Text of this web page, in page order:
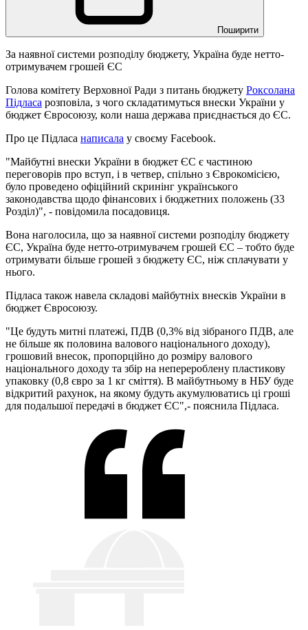
Поширити
За наявної системи розподілу бюджету, Україна буде нетто-
отримувачем грошей ЄС
Голова комітету Верховної Ради з питань бюджету Роксолана
Підласа розповіла, з чого складатимуться внески України у
бюджет Євросоюзу, коли наша держава приєднається до ЄС.
Про це Підласа написала у своєму Facebook.
"Майбутні внески України в бюджет ЄС є частиною
переговорів про вступ, і в четвер, спільно з Єврокомісією,
було проведено офіційний скринінг українського
законодавства щодо фінансових і бюджетних положень (33
Розділ)", - повідомила посадовиця.
Вона наголосила, що за наявної системи розподілу бюджету
ЄС, Україна буде нетто-отримувачем грошей ЄС – тобто буде
отримувати більше грошей з бюджету ЄС, ніж сплачувати у
нього.
Підласа також навела складові майбутніх внесків України в
бюджет Євросоюзу.
"Це будуть митні платежі, ПДВ (0,3% від зібраного ПДВ, але
не більше як половина валового національного доходу),
грошовий внесок, пропорційно до розміру валового
національного доходу та збір на неперероблену пластикову
упаковку (0,8 євро за 1 кг сміття). В майбутньому в НБУ буде
відкритий рахунок, на якому будуть акумулюватись ці гроші
для подальшої передачі в бюджет ЄС",- пояснила Підласа.